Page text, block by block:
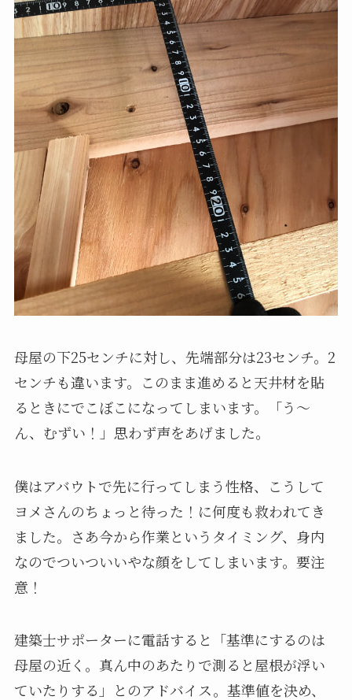
母屋の下25センチに対し、先端部分は23センチ。2
センチも違います。このまま進めると天井材を貼
るときにでこぼこになってしまいます。「う～
ん、むずい！」思わず声をあげました。
僕はアバウトで先に行ってしまう性格、こうして
ヨメさんのちょっと待った！に何度も救われてき
ました。さあ今から作業というタイミング、身内
なのでついついいやな顔をしてしまいます。要注
意！
建築士サポーターに電話すると「基準にするのは
母屋の近く。真ん中のあたりで測ると屋根が浮い
ていたりする」とのアドバイス。基準値を決め、